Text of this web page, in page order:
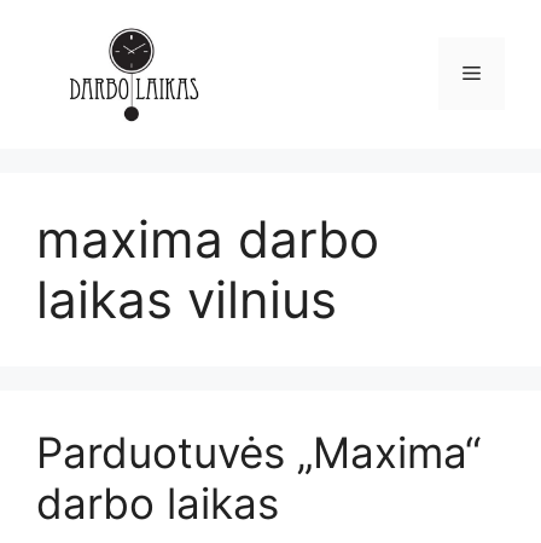
maxima darbo
laikas vilnius
Parduotuvės „Maxima“
darbo laikas